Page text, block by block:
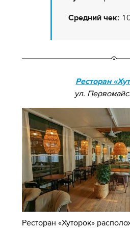
Средний чек:
Ресторан
ул.
Ресторан «Хуторок»